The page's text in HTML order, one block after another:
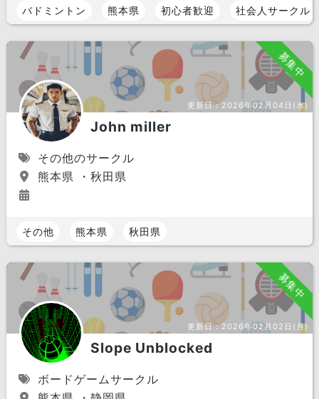
バドミントン 熊本県 初心者歓迎 社会人サークル
募集中
更新日：2026年02月04日(水)
John miller
その他のサークル
熊本県 ・秋田県
その他 熊本県 秋田県
募集中
更新日：2026年02月02日(月)
Slope Unblocked
ボードゲームサークル